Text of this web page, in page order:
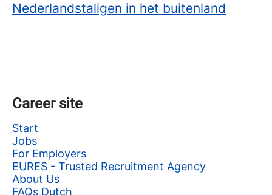
Nederlandstaligen in het buitenland
Career site
Start
Jobs
For Employers
EURES - Trusted Recruitment Agency
About Us
FAQs Dutch